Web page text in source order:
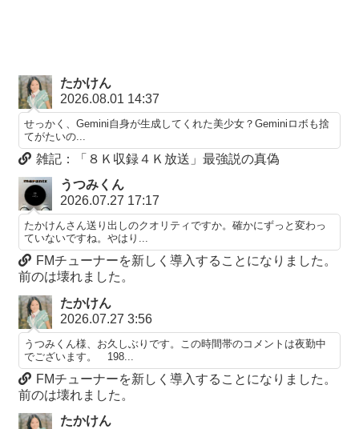
たかけん
2026.08.01 14:37
せっかく、Gemini自身が生成してくれた美少女？Geminiロボも捨
てがたいの...
雑記：「８Ｋ収録４Ｋ放送」最強説の真偽
うつみくん
2026.07.27 17:17
たかけんさん送り出しのクオリティですか。確かにずっと変わっ
ていないですね。やはり...
FMチューナーを新しく導入することになりました。
前のは壊れました。
たかけん
2026.07.27 3:56
うつみくん様、お久しぶりです。この時間帯のコメントは夜勤中
でございます。 198...
FMチューナーを新しく導入することになりました。
前のは壊れました。
たかけん